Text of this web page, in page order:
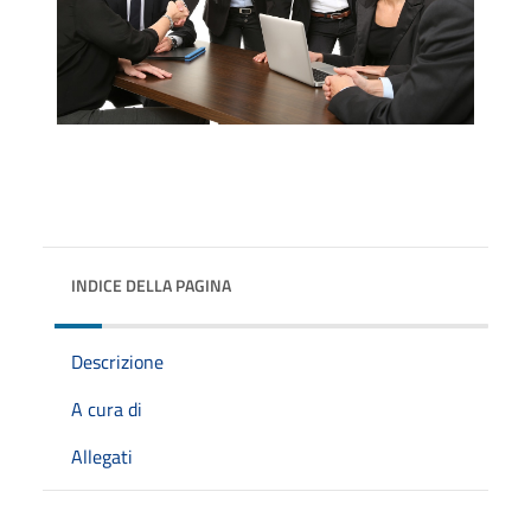
INDICE DELLA PAGINA
Descrizione
A cura di
Allegati